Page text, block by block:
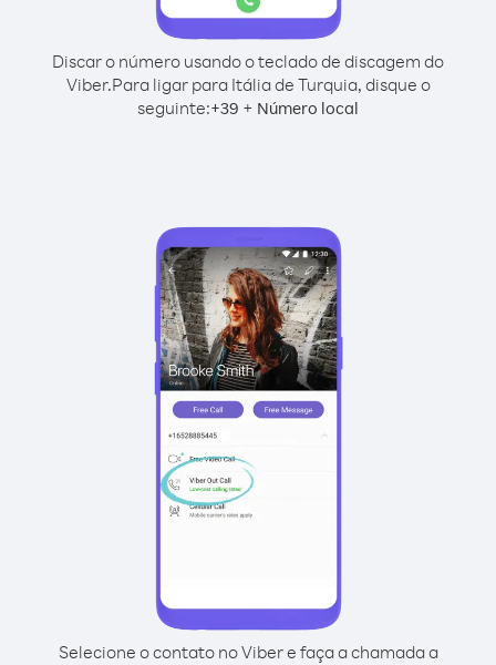
Discar o número usando o teclado de discagem do
Viber.Para ligar para Itália de Turquia, disque o
seguinte:+39 + Número local
Selecione o contato no Viber e faça a chamada a